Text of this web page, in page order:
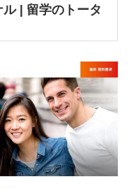
| 留学のトータ